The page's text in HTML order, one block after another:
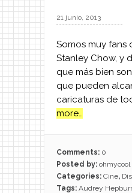
21 junio, 2013
Somos muy fans
Stanley Chow, y
que más bien
que pueden
caricaturas de
more…
Comments: 0
Posted by: ohmycool
Categories: Cine,
Tags: Audrey